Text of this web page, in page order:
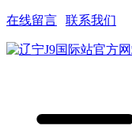
在线留言 联系我们